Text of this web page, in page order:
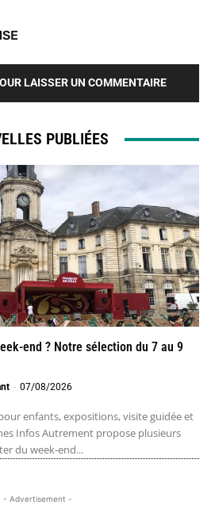
LAISSER UN COMMENTAIRE
PUBLIÉES
end ? Notre sélection du 7 au 9
- 07/08/2026
enfants, expositions, visite guidée et
Infos Autrement propose plusieurs
du week-end...
- Advertisement -